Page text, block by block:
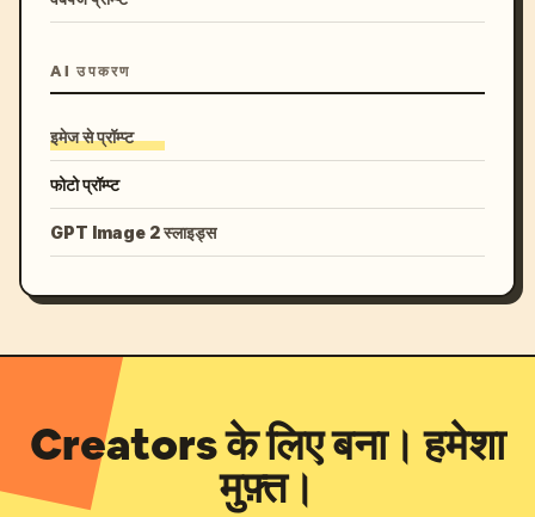
AI उपकरण
इमेज से प्रॉम्प्ट
फोटो प्रॉम्प्ट
GPT Image 2 स्लाइड्स
Creators के लिए बना। हमेशा
मुफ़्त।